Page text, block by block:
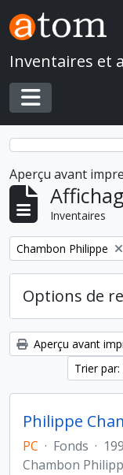
Skip to main content
Inventaires et
Toggle
Aperçu avant
Inventaires
Remove filter:
Chambon Philippe
Options de
Aperçu avant
Trier
PC · Fonds ·
Chambon